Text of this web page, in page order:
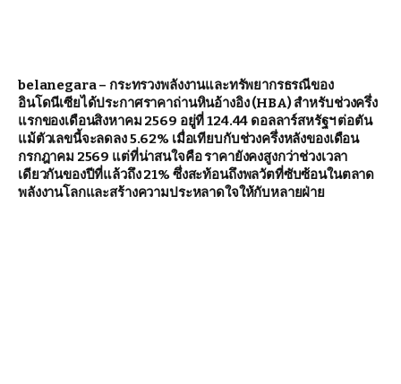
belanegara – กระทรวงพลังงานและทรัพยากรธรณีของ
อินโดนีเซียได้ประกาศราคาถ่านหินอ้างอิง (HBA) สำหรับช่วงครึ่ง
แรกของเดือนสิงหาคม 2569 อยู่ที่ 124.44 ดอลลาร์สหรัฐฯ ต่อตัน
แม้ตัวเลขนี้จะลดลง 5.62% เมื่อเทียบกับช่วงครึ่งหลังของเดือน
กรกฎาคม 2569 แต่ที่น่าสนใจคือ ราคายังคงสูงกว่าช่วงเวลา
เดียวกันของปีที่แล้วถึง 21% ซึ่งสะท้อนถึงพลวัตที่ซับซ้อนในตลาด
พลังงานโลกและสร้างความประหลาดใจให้กับหลายฝ่าย